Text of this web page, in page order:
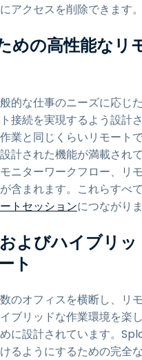
アクセスを削除できます。
めの高性能なリ
的な仕事のニーズに応じ
接続を実現するよう設計
業と同じくらいリモート
計された機能が満載されて
ニターワークフロー、リ
含まれます。これらすべ
トセッションにつながりま
よびハイブリッ
ト
のオフィスを横断し、リ
ブリッドな作業環境を楽
に設計されています。
るようにするための完全